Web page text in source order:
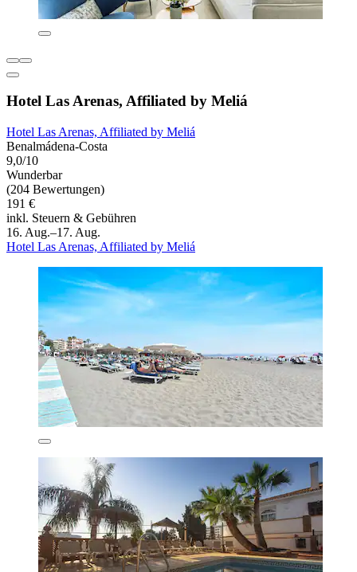
Hotel Las Arenas, Affiliated by Meliá
Hotel Las Arenas, Affiliated by Meliá
Benalmádena-Costa
9,0/10
Wunderbar
(204 Bewertungen)
191 €
inkl. Steuern & Gebühren
16. Aug.–17. Aug.
Hotel Las Arenas, Affiliated by Meliá